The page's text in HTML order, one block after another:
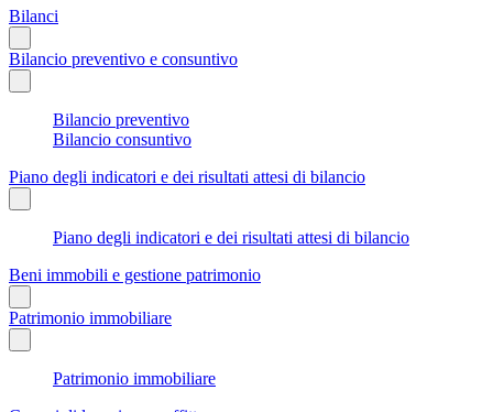
Bilanci
Bilancio preventivo e consuntivo
Bilancio preventivo
Bilancio consuntivo
Piano degli indicatori e dei risultati attesi di bilancio
Piano degli indicatori e dei risultati attesi di bilancio
Beni immobili e gestione patrimonio
Patrimonio immobiliare
Patrimonio immobiliare